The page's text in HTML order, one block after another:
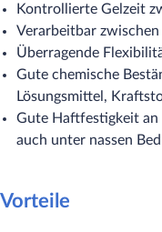
Kontrollierte Gelzeit
Verarbeitbar zwischen
Überragende
Gute chemische
Lösungsmittel,
Gute Haftfestigkeit an
auch unter nassen
Vorteile